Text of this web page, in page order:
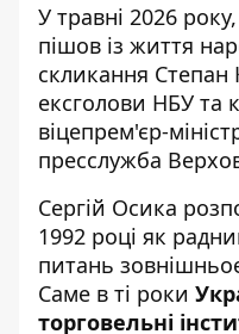
У травні 2026
пішов із життя
скликання Степан
ексголови НБУ та
віцепрем'єр-
пресслужба
Сергій Осика
1992 році як
питань
Саме в ті роки
торговельні